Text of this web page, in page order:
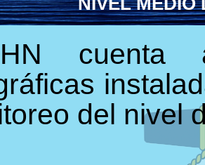
cuenta
del nivel